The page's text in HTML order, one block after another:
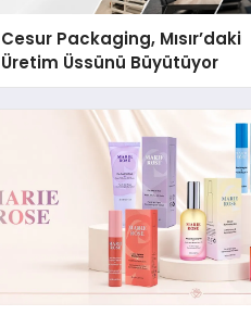
Cesur Packaging, Mısır’daki
Üretim Üssünü Büyütüyor